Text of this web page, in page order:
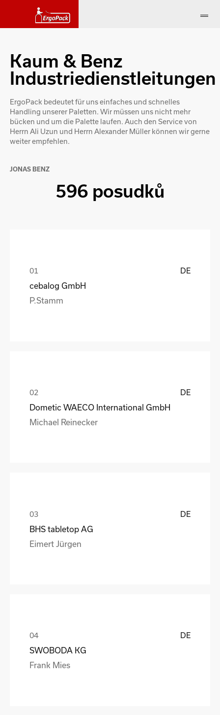
Kaum & Benz
Industriedienstleitungen
ErgoPack bedeutet für uns einfaches und schnelles
Handling unserer Paletten. Wir müssen uns nicht mehr
bücken und um die Palette laufen. Auch den Service von
Herrn Ali Uzun und Herrn Alexander Müller können wir gerne
weiter empfehlen.
JONAS BENZ
596 posudků
DE
cebalog GmbH
P.Stamm
DE
Dometic WAECO International GmbH
Michael Reinecker
DE
BHS tabletop AG
Eimert Jürgen
DE
SWOBODA KG
Frank Mies